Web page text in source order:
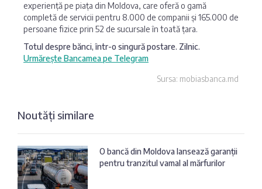
experiență pe piața din Moldova, care oferă o gamă
completă de servicii pentru 8.000 de companii și 165.000 de
persoane fizice prin 52 de sucursale în toată țara.
Totul despre bănci, într-o singură postare. Zilnic.
Urmărește Bancamea pe Telegram
Sursa: mobiasbanca.md
Noutăți similare
O bancă din Moldova lansează garanții
pentru tranzitul vamal al mărfurilor